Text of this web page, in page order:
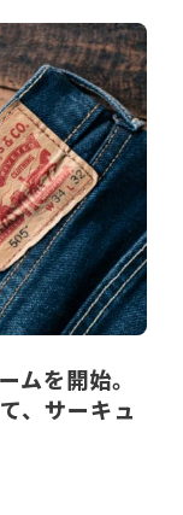
ムを開始。
、サーキュ